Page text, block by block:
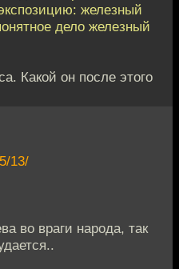
железный
дело железный
Какой он после этого
13/
во враги народа, так